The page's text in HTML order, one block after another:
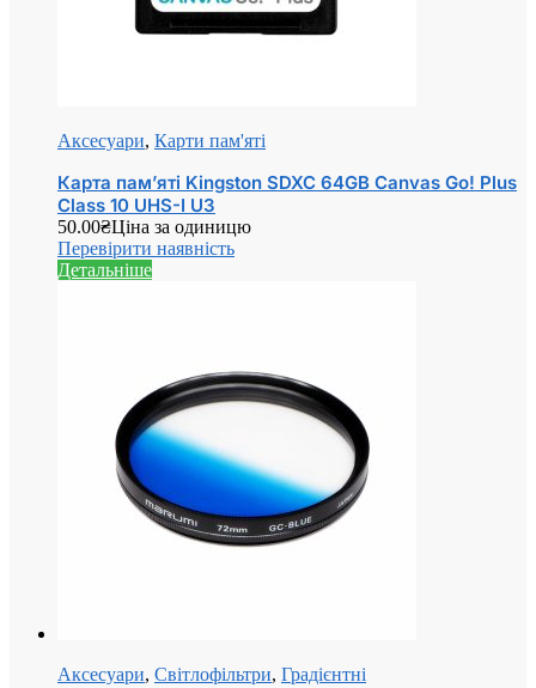
Аксесуари, Карти пам'яті
Карта пам’яті Kingston SDXC 64GB Canvas Go! Plus
Class 10 UHS-I U3
50.00₴Ціна за одиницю
Перевірити наявність
Детальніше
Аксесуари, Світлофільтри, Градієнтні